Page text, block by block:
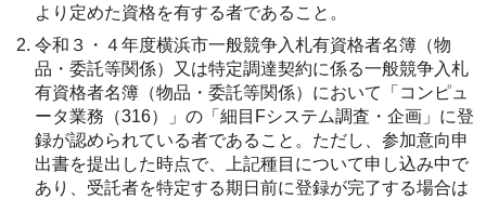
より定めた資格を有する者であること。
令和３・４年度横浜市一般競争入札有資格者名簿（物
品・委託等関係）又は特定調達契約に係る一般競争入札
有資格者名簿（物品・委託等関係）において「コンピュ
ータ業務（316）」の「細目Fシステム調査・企画」に登
録が認められている者であること。ただし、参加意向申
出書を提出した時点で、上記種目について申し込み中で
あり、受託者を特定する期日前に登録が完了する場合は